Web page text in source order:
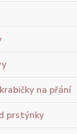
na přání
prstýnky